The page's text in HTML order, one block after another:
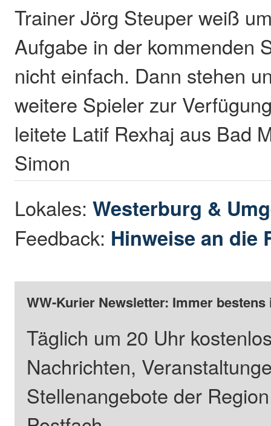
Trainer Jörg Steuper weiß
Aufgabe in der kommenden
nicht einfach. Dann stehen
weitere Spieler zur
leitete Latif Rexhaj aus Bad
Simon
Lokales:Westerburg &
Feedback: Hinweise an die
WW-Kurier Newsletter: Immer
Täglich um 20 Uhr
Nachrichten,
Stellenangebote der